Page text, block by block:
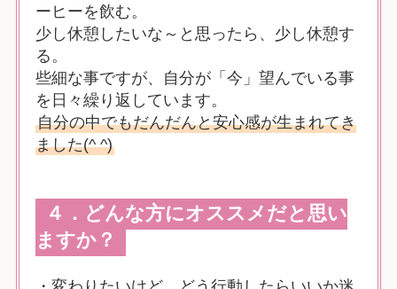
ーヒーを飲む。
少し休憩したいな～と思ったら、少し休憩す
る。
些細な事ですが、自分が「今」望んでいる事
を日々繰り返しています。
自分の中でもだんだんと安心感が生まれてき
ました(^ ^)
４．どんな方にオススメだと思い
ますか？